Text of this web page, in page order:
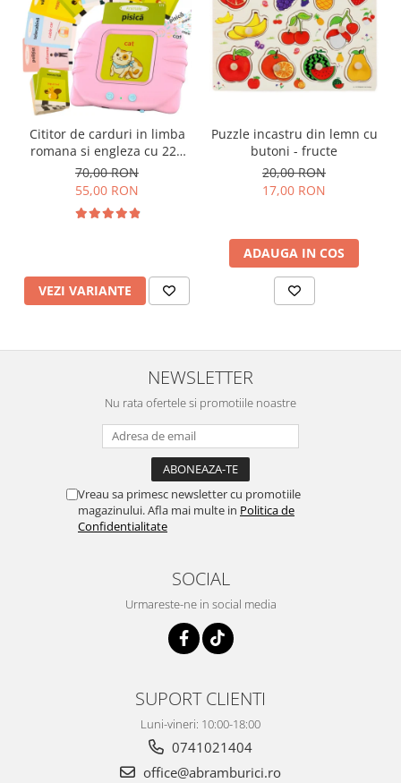
Cititor de carduri in limba
romana si engleza cu 224
de imagini si sunete,
incarcare USB
70,00 RON
55,00 RON
VEZI VARIANTE
Puzzle incastru din lemn cu
butoni - fructe
20,00 RON
17,00 RON
ADAUGA IN COS
NEWSLETTER
Nu rata ofertele si promotiile noastre
Vreau sa primesc newsletter cu promotiile
magazinului. Afla mai multe in Politica de
Confidentialitate
SOCIAL
Urmareste-ne in social media
SUPORT CLIENTI
Luni-vineri: 10:00-18:00
0741021404
office@abramburici.ro